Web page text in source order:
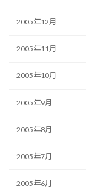
2005年12月
2005年11月
2005年10月
2005年9月
2005年8月
2005年7月
2005年6月